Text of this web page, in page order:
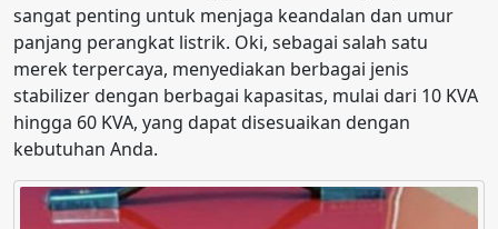
sangat penting untuk menjaga keandalan dan umur
panjang perangkat listrik. Oki, sebagai salah satu
merek terpercaya, menyediakan berbagai jenis
stabilizer dengan berbagai kapasitas, mulai dari 10 KVA
hingga 60 KVA, yang dapat disesuaikan dengan
kebutuhan Anda.